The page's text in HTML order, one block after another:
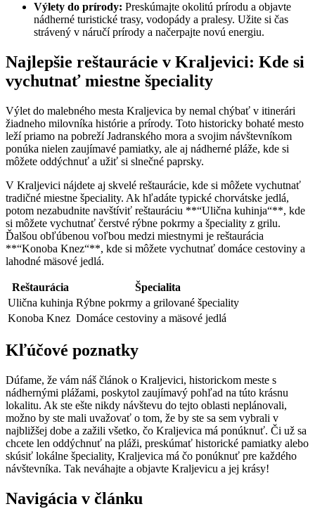
Výlety do prírody: Preskúmajte okolitú prírodu a objavte
nádherné turistické trasy, vodopády a pralesy. Užite si čas
strávený v náručí prírody a načerpajte novú energiu.
Najlepšie reštaurácie v Kraljevici: Kde si
vychutnať miestne špeciality
Výlet do malebného mesta Kraljevica by nemal chýbať v itinerári
žiadneho milovníka histórie a prírody. Toto historicky bohaté mesto
leží priamo na pobreží Jadranského mora a svojim návštevníkom
ponúka nielen zaujímavé pamiatky, ale aj nádherné pláže, kde si
môžete oddýchnuť a užiť si slnečné paprsky.
V Kraljevici nájdete aj skvelé reštaurácie, kde si môžete vychutnať
tradičné miestne špeciality. Ak hľadáte typické chorvátske jedlá,
potom nezabudnite navštíviť reštauráciu **“Ulična kuhinja“**, kde
si môžete vychutnať čerstvé rýbne pokrmy a špeciality z grilu.
Ďalšou obľúbenou voľbou medzi miestnymi je reštaurácia
**“Konoba Knez“**, kde si môžete vychutnať domáce cestoviny a
lahodné mäsové jedlá.
Reštaurácia
Špecialita
Ulična kuhinja Rýbne pokrmy a grilované špeciality
Konoba Knez Domáce cestoviny a mäsové jedlá
Kľúčové poznatky
Dúfame, že vám náš článok o Kraljevici, historickom meste s
nádhernými plážami, poskytol zaujímavý pohľad na túto krásnu
lokalitu. Ak ste ešte nikdy návštevu do tejto oblasti neplánovali,
možno by ste mali uvažovať o tom, že by ste sa sem vybrali v
najbližšej dobe a zažili všetko, čo Kraljevica má ponúknuť. Či už sa
chcete len oddýchnuť na pláži, preskúmať historické pamiatky alebo
skúsiť lokálne špeciality, Kraljevica má čo ponúknuť pre každého
návštevníka. Tak neváhajte a objavte Kraljevicu a jej krásy!
Navigácia v článku